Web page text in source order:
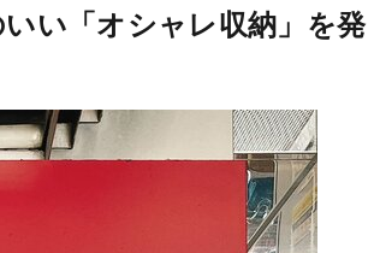
い「オシャレ収納」を発